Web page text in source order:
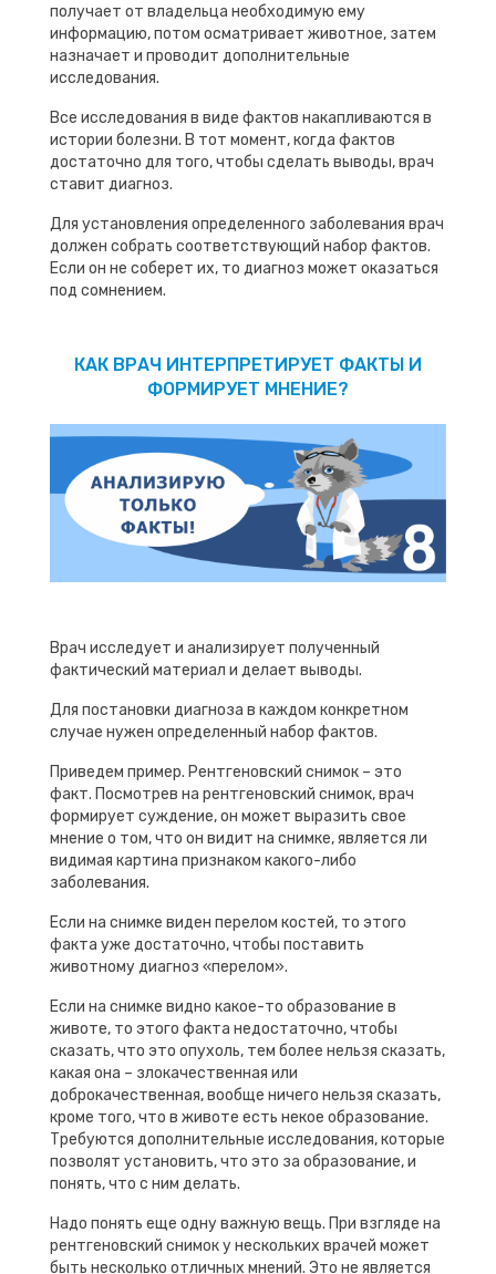
получает от владельца необходимую ему
информацию, потом осматривает животное, затем
назначает и проводит дополнительные
исследования.
Все исследования в виде фактов накапливаются в
истории болезни. В тот момент, когда фактов
достаточно для того, чтобы сделать выводы, врач
ставит диагноз.
Для установления определенного заболевания врач
должен собрать соответствующий набор фактов.
Если он не соберет их, то диагноз может оказаться
под сомнением.
КАК ВРАЧ ИНТЕРПРЕТИРУЕТ ФАКТЫ И
ФОРМИРУЕТ МНЕНИЕ?
Врач исследует и анализирует полученный
фактический материал и делает выводы.
Для постановки диагноза в каждом конкретном
случае нужен определенный набор фактов.
Приведем пример. Рентгеновский снимок – это
факт. Посмотрев на рентгеновский снимок, врач
формирует суждение, он может выразить свое
мнение о том, что он видит на снимке, является ли
видимая картина признаком какого-либо
заболевания.
Если на снимке виден перелом костей, то этого
факта уже достаточно, чтобы поставить
животному диагноз «перелом».
Если на снимке видно какое-то образование в
животе, то этого факта недостаточно, чтобы
сказать, что это опухоль, тем более нельзя сказать,
какая она – злокачественная или
доброкачественная, вообще ничего нельзя сказать,
кроме того, что в животе есть некое образование.
Требуются дополнительные исследования, которые
позволят установить, что это за образование, и
понять, что с ним делать.
Надо понять еще одну важную вещь. При взгляде на
рентгеновский снимок у нескольких врачей может
быть несколько отличных мнений. Это не является